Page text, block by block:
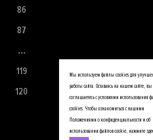
86
87
...
119
120
Мы используем файлы cookies для
работы сайта. Оставаясь на нашем сайте, вы
соглашаетесь с условиями использования
cookies. Чтобы ознакомиться с нашими
Положениями о конфиденциальности и об
использовании файлов cookie, нажмите